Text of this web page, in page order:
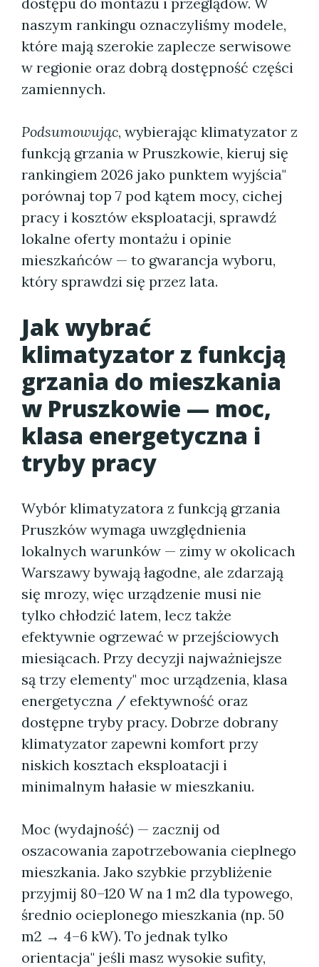
naszym rankingu oznaczyliśmy modele,
które mają szerokie zaplecze serwisowe
w regionie oraz dobrą dostępność części
zamiennych.
Podsumowując, wybierając klimatyzator z
funkcją grzania w Pruszkowie, kieruj się
rankingiem 2026 jako punktem wyjścia"
porównaj top 7 pod kątem mocy, cichej
pracy i kosztów eksploatacji, sprawdź
lokalne oferty montażu i opinie
mieszkańców — to gwarancja wyboru,
który sprawdzi się przez lata.
Jak wybrać
klimatyzator z funkcją
grzania do mieszkania
w Pruszkowie — moc,
klasa energetyczna i
tryby pracy
Wybór klimatyzatora z funkcją grzania
Pruszków wymaga uwzględnienia
lokalnych warunków — zimy w okolicach
Warszawy bywają łagodne, ale zdarzają
się mrozy, więc urządzenie musi nie
tylko chłodzić latem, lecz także
efektywnie ogrzewać w przejściowych
miesiącach. Przy decyzji najważniejsze
są trzy elementy" moc urządzenia, klasa
energetyczna / efektywność oraz
dostępne tryby pracy. Dobrze dobrany
klimatyzator zapewni komfort przy
niskich kosztach eksploatacji i
minimalnym hałasie w mieszkaniu.
Moc (wydajność) — zacznij od
oszacowania zapotrzebowania cieplnego
mieszkania. Jako szybkie przybliżenie
przyjmij 80–120 W na 1 m2 dla typowego,
średnio ocieplonego mieszkania (np. 50
m2 → 4–6 kW). To jednak tylko
orientacja" jeśli masz wysokie sufity,